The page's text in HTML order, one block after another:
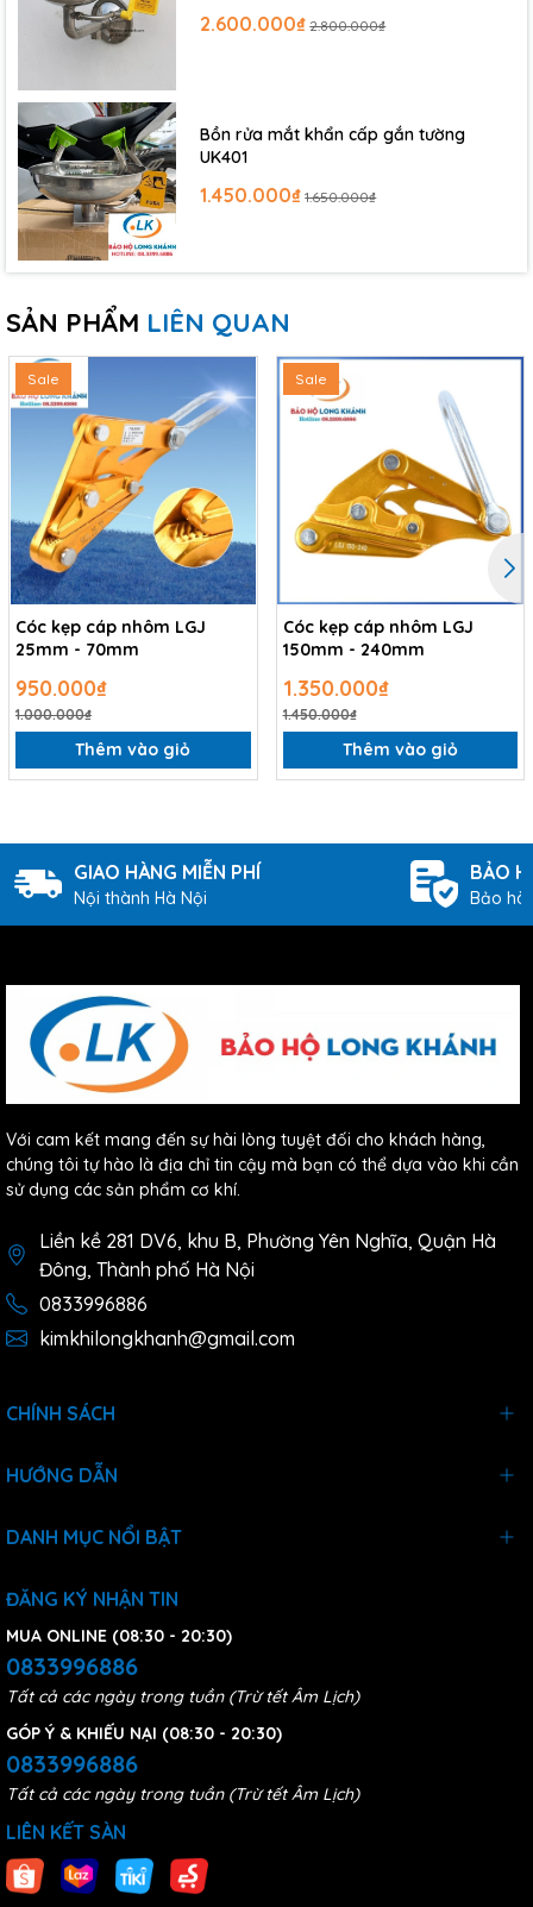
2.600.000₫ 2.800.000₫
Bồn rửa mắt khẩn cấp gắn tường
UK401
1.450.000₫ 1.650.000₫
SẢN PHẨM LIÊN QUAN
Sale
Cóc kẹp cáp nhôm LGJ
25mm - 70mm
950.000₫
1.000.000₫
Thêm vào giỏ
Sale
Cóc kẹp cáp nhôm LGJ
150mm - 240mm
1.350.000₫
1.450.000₫
Thêm vào giỏ
GIAO HÀNG MIỄN PHÍ
Nội thành Hà Nội
BẢO
Bảo
Với cam kết mang đến sự hài lòng tuyệt đối cho khách hàng,
chúng tôi tự hào là địa chỉ tin cậy mà bạn có thể dựa vào khi cần
sử dụng các sản phẩm cơ khí.
Liền kề 281 DV6, khu B, Phường Yên Nghĩa, Quận Hà
Đông, Thành phố Hà Nội
0833996886
kimkhilongkhanh@gmail.com
CHÍNH SÁCH
HƯỚNG DẪN
DANH MỤC NỔI BẬT
ĐĂNG KÝ NHẬN TIN
MUA ONLINE (08:30 - 20:30)
0833996886
Tất cả các ngày trong tuần (Trừ tết Âm Lịch)
GÓP Ý & KHIẾU NẠI (08:30 - 20:30)
0833996886
Tất cả các ngày trong tuần (Trừ tết Âm Lịch)
LIÊN KẾT SÀN